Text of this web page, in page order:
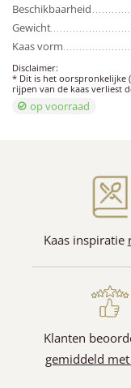
Beschikbaarheid
Gewicht
Kaas vorm
Disclaimer:
* Dit is het oorspronkelijke
rijpen van de kaas verliest
op voorraad
Kaas inspiratie
Klanten
gemiddeld